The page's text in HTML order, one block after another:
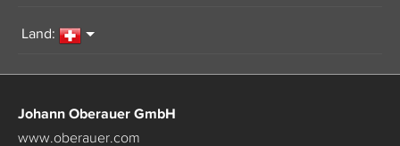
Land:
Johann Oberauer GmbH
www.oberauer.com